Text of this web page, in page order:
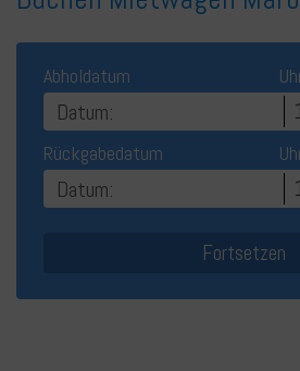
Abholdatum
Rückgabedatum